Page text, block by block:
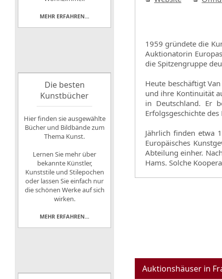
1959 gründete die
Auktionatorin
die Spitzengruppe
Heute beschäftigt
und ihre Kontinuität
in Deutschland. Er
Erfolgsgeschichte
Jährlich finden etwa
Europäisches
Abteilung einher.
Hams. Solche
Auktionshäuser in
MEHR ERFAHREN...
Die besten
Kunstbücher
Hier finden sie ausgewählte
Bücher und Bildbände zum
Thema Kunst.
Lernen Sie mehr über
bekannte Künstler,
Kunststile und Stilepochen
oder lassen Sie einfach nur
die schönen Werke auf sich
wirken.
MEHR ERFAHREN...